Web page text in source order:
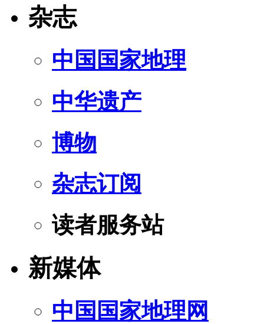
杂志
中国国家地理
中华遗产
博物
杂志订阅
读者服务站
新媒体
中国国家地理网